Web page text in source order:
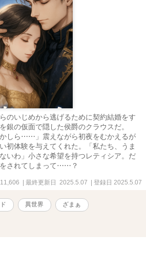
のいじめから逃げるために契約結婚をす
銀の仮面で隠した侯爵のクラウスだ。
かしら⋯⋯」震えながら初夜をむかえるが
初体験を与えてくれた。「私たち、うま
いわ」小さな希望を持つレティシア。だ
されてしまって⋯⋯？
| 最終更新日 2025.5.07 | 登録日 2025.5.07
異世界 ざまぁ